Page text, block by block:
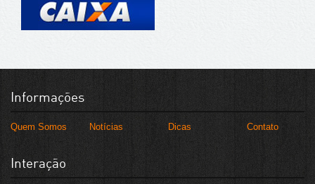
Informações
Quem Somos Notícias Dicas Contato
Interação